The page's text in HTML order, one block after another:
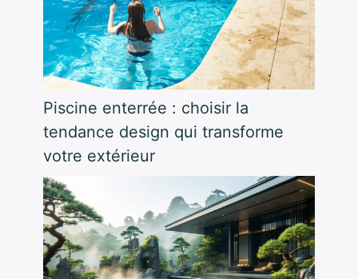
Piscine enterrée : choisir la
tendance design qui transforme
votre extérieur